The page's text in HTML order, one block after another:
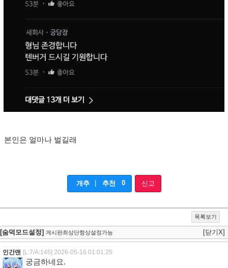
본인은 얼마나 벌길래
개추 추천 0 신고
목록보기
[숨덕모드설정] 게시판최상단항상설정가능 [닫기X]
인간맨 [L:7/A:145] 2026-05-16 01:01:25
궁금하네요.